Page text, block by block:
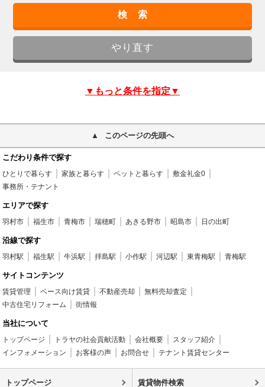
▼もっと条件を指定▼
このページの先頭へ
こだわり条件で探す
ひとりで暮らす 家族と暮らす ペットと暮らす
敷金礼金0
事務所・テナント
エリアで探す
羽村市 福生市 青梅市 瑞穂町 あきる野市 昭島市 日の出町
沿線で探す
羽村駅 福生駅 牛浜駅 拝島駅 小作駅 河辺駅 東青梅駅 青梅駅
サイトコンテンツ
賃貸管理 ベース向け賃貸 不動産売却
無料売却査定
中古住宅リフォーム
街情報
当社について
トップページ トラヤの社会貢献活動 会社概要
スタッフ紹介
インフォメーション
お客様の声 お問合せ テナント賃貸センター
トップページ 賃貸物件検索